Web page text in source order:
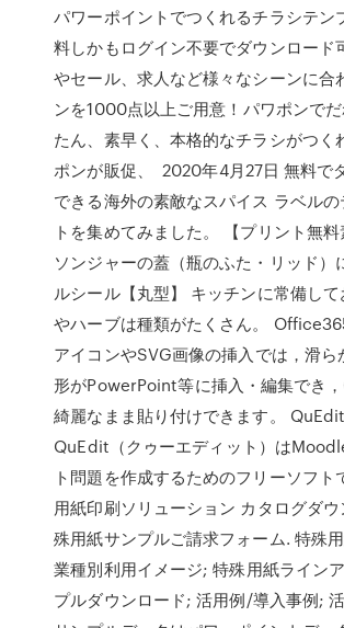
パワーポイントでつくれるチラシテン
料しかもログイン不要でダウンロード
やセール、求人など様々なシーンに合
ンを1000点以上ご用意！パワポンで
たん、素早く、本格的なチラシがつく
ポンが販促、 2020年4月27日 無料で
できる海外の素敵なスパイス ラベル
トを集めてみました。 【プリント無
ソンジャーの蓋（瓶のふた・リッド）
ルシール【丸型】 キッチンに常備し
やハーブは種類がたくさん。
アイコンやSVG画像の挿入では，滑ら
形がPowerPoint等に挿入・編集でき
綺麗なまま貼り付けできます。
QuEdit（クゥーエディット）は
ト問題を作成するためのフリーソフト
用紙印刷ソリューション カタログダ
殊用紙サンプルご請求フォーム. 特殊
業種別利用イメージ; 特殊用紙ライン
プルダウンロード; 活用例/導入事例;